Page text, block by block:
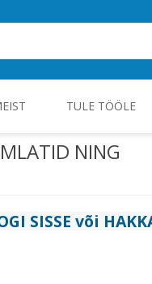
TULE TÖÖLE
NING
SISSE või